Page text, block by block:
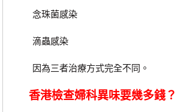
念珠菌感染
滴蟲感染
因為三者治療方式完全不同。
香港檢查婦科異味要幾多錢？